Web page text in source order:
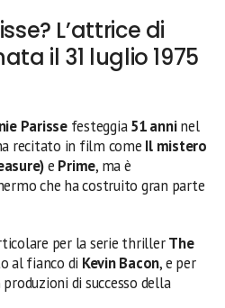
L’attrice di
il 31 luglio 1975
Parissefesteggia51 anninel
recitato in film come Il mistero
e Prime, ma è
che ha costruito gran parte
per la serie thrillerThe
al fianco di Kevin Bacon, e per
di successo della